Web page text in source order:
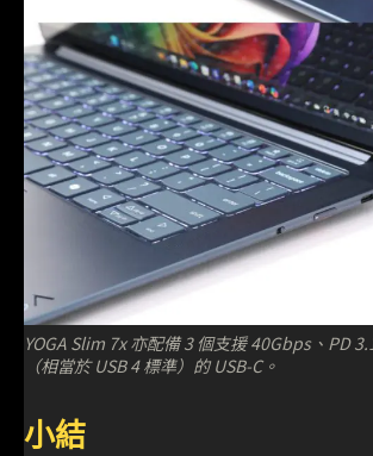
YOGA Slim 7x 亦配備 3 個支援 40Gbps、PD
（相當於 USB 4 標準）的 USB-C。
小結